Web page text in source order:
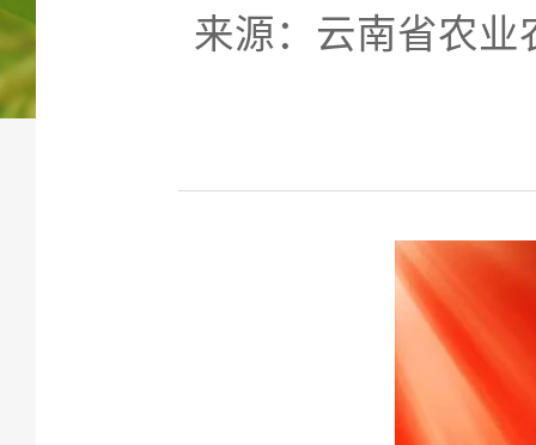
来源：云南省农